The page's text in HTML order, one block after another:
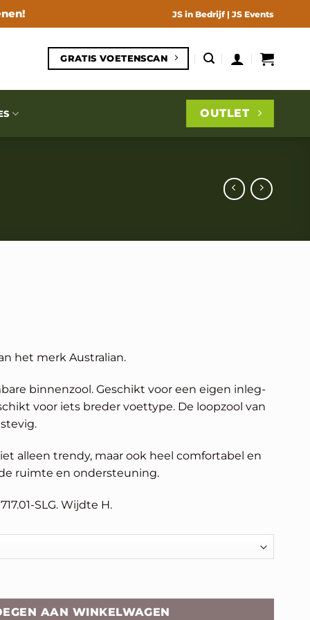
JS in Bedrijf | JS Events
GRATIS VOETENSCAN
OUTLET
prijs
€143,96.
het merk Australian.
binnenzool. Geschikt voor een eigen inleg-
voor iets breder voettype. De loopzool van
alleen trendy, maar ook heel comfortabel en
ruimte en ondersteuning.
SLG. Wijdte H.
AAN WINKELWAGEN